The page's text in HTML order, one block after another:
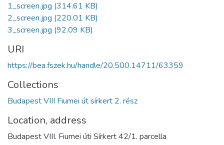
1_screen.jpg (314.61 KB)
2_screen.jpg (220.01 KB)
3_screen.jpg (92.09 KB)
URI
https://bea.fszek.hu/handle/20.500.14711/63359
Collections
Budapest VIII Fiumei út sírkert 2. rész
Location, address
Budapest VIII. Fiumei úti Sírkert 42/1. parcella